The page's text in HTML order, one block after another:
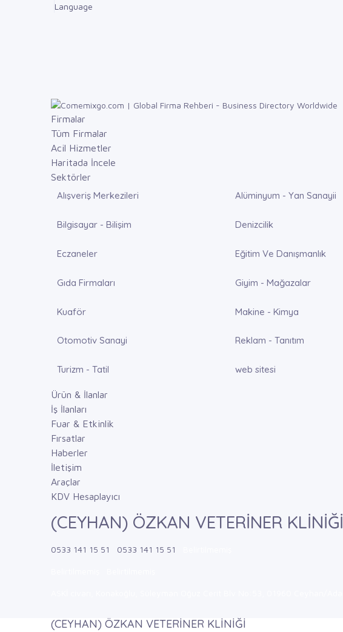
Language
Firmalar
Tüm Firmalar
Acil Hizmetler
Haritada İncele
Sektörler
Alışveriş Merkezileri Alüminyum - Yan Sanayii
Bilgisayar - Bilişim Denizcilik
Eczaneler Eğitim Ve Danışmanlık
Gıda Firmaları Giyim - Mağazalar
Kuaför Makine - Kimya
Otomotiv Sanayi Reklam - Tanıtım
Turizm - Tatil web sitesi
Ürün & İlanlar
İş İlanları
Fuar & Etkinlik
Fırsatlar
Haberler
İletişim
Araçlar
KDV Hesaplayıcı
(CEYHAN) ÖZKAN VETERİNER KLİNİĞİ
0533 141 15 51 0533 141 15 51
(CEYHAN) ÖZKAN VETERİNER KLİNİĞİ